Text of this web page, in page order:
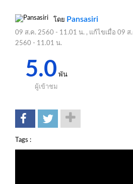
โดย Pansasiri
09 ส.ค. 2560 - 11.01 น. , แก้ไขเมื่อ 09 ส
2560 - 11.01 น.
5.0 พัน
ผู้เข้าชม
Tags :